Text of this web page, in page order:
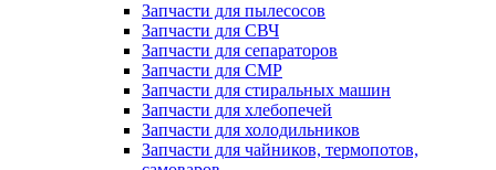
Запчасти для пылесосов
Запчасти для СВЧ
Запчасти для сепараторов
Запчасти для СМР
Запчасти для стиральных машин
Запчасти для хлебопечей
Запчасти для холодильников
Запчасти для чайников, термопотов,